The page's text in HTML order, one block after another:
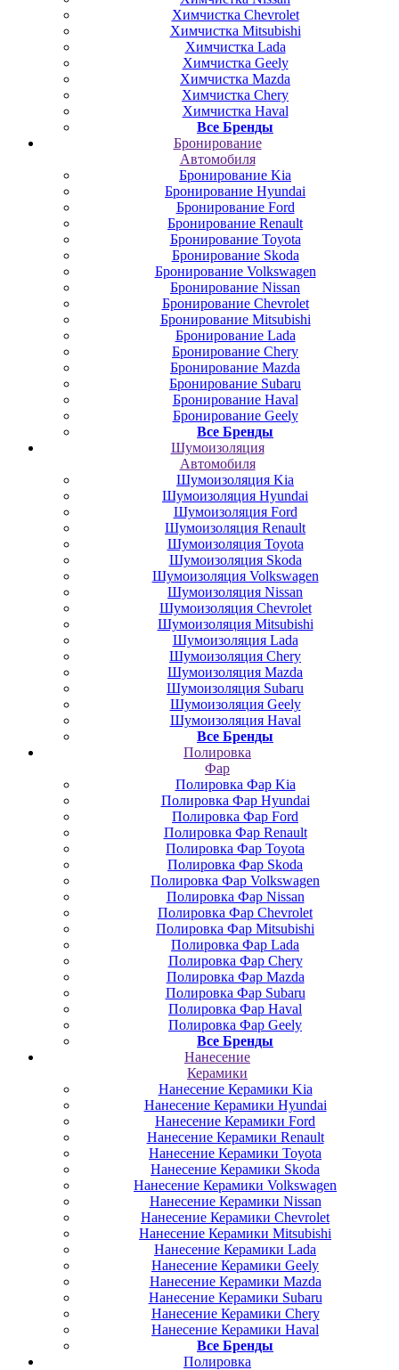
Химчистка Chevrolet
Химчистка Mitsubishi
Химчистка Lada
Химчистка Geely
Химчистка Mazda
Химчистка Chery
Химчистка Haval
Все Бренды
Бронирование
Автомобиля
Бронирование Kia
Бронирование Hyundai
Бронирование Ford
Бронирование Renault
Бронирование Toyota
Бронирование Skoda
Бронирование Volkswagen
Бронирование Nissan
Бронирование Chevrolet
Бронирование Mitsubishi
Бронирование Lada
Бронирование Chery
Бронирование Mazda
Бронирование Subaru
Бронирование Haval
Бронирование Geely
Все Бренды
Шумоизоляция
Автомобиля
Шумоизоляция Kia
Шумоизоляция Hyundai
Шумоизоляция Ford
Шумоизоляция Renault
Шумоизоляция Toyota
Шумоизоляция Skoda
Шумоизоляция Volkswagen
Шумоизоляция Nissan
Шумоизоляция Chevrolet
Шумоизоляция Mitsubishi
Шумоизоляция Lada
Шумоизоляция Chery
Шумоизоляция Mazda
Шумоизоляция Subaru
Шумоизоляция Geely
Шумоизоляция Haval
Все Бренды
Полировка
Фар
Полировка Фар Kia
Полировка Фар Hyundai
Полировка Фар Ford
Полировка Фар Renault
Полировка Фар Toyota
Полировка Фар Skoda
Полировка Фар Volkswagen
Полировка Фар Nissan
Полировка Фар Chevrolet
Полировка Фар Mitsubishi
Полировка Фар Lada
Полировка Фар Chery
Полировка Фар Mazda
Полировка Фар Subaru
Полировка Фар Haval
Полировка Фар Geely
Все Бренды
Нанесение
Керамики
Нанесение Керамики Kia
Нанесение Керамики Hyundai
Нанесение Керамики Ford
Нанесение Керамики Renault
Нанесение Керамики Toyota
Нанесение Керамики Skoda
Нанесение Керамики Volkswagen
Нанесение Керамики Nissan
Нанесение Керамики Chevrolet
Нанесение Керамики Mitsubishi
Нанесение Керамики Lada
Нанесение Керамики Geely
Нанесение Керамики Mazda
Нанесение Керамики Subaru
Нанесение Керамики Chery
Нанесение Керамики Haval
Все Бренды
Полировка